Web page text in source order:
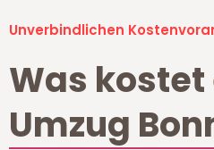
Unverbindlichen
Was kostet
Umzug